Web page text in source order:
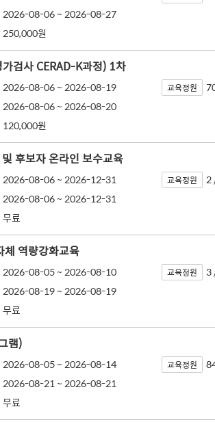
2026-08-06 ~ 2026-08-27
250,000원
검사 CERAD-K과정) 1차
2026-08-06 ~ 2026-08-19
2026-08-06 ~ 2026-08-20
120,000원
교육정원
후보자 온라인 보수교육
2026-08-06 ~ 2026-12-31
2026-08-06 ~ 2026-12-31
무료
교육정원 2
역량강화교육
2026-08-05 ~ 2026-08-10
2026-08-19 ~ 2026-08-19
무료
교육정원 3
램)
2026-08-05 ~ 2026-08-14
2026-08-21 ~ 2026-08-21
무료
교육정원